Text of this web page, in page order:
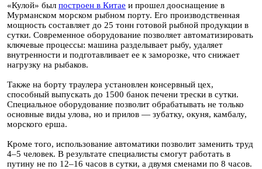
«Кулой» был построен в Китае и прошел дооснащение в
Мурманском морском рыбном порту. Его производственная
мощность составляет до 25 тонн готовой рыбной продукции в
сутки. Современное оборудование позволяет автоматизировать
ключевые процессы: машина разделывает рыбу, удаляет
внутренности и подготавливает ее к заморозке, что снижает
нагрузку на рыбаков.
Также на борту траулера установлен консервный цех,
способный выпускать до 1500 банок печени трески в сутки.
Специальное оборудование позволит обрабатывать не только
основные виды улова, но и прилов — зубатку, окуня, камбалу,
морского ерша.
Кроме того, использование автоматики позволит заменить труд
4–5 человек. В результате специалисты смогут работать в
путину не по 12–16 часов в сутки, а двумя сменами по 8 часов.